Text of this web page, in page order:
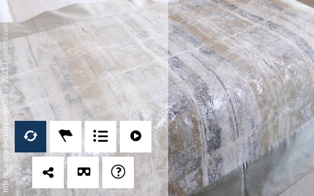
mp moving-pictures gmbh © 2021
/
Impressum